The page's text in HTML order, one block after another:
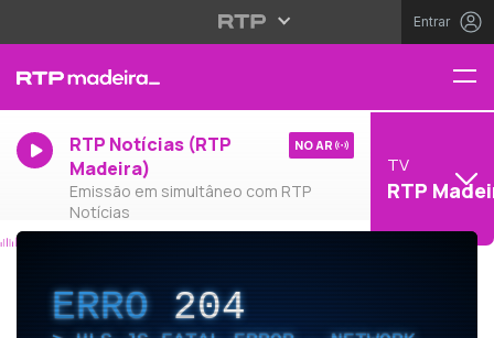
Entrar
RTP Notícias (RTP
Madeira)
Emissão em simultâneo com RTP
Notícias
NO AR
TV
RTP
ERRO204